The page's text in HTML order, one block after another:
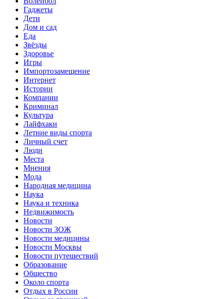
Гаджеты
Дети
Дом и сад
Еда
Звёзды
Здоровье
Игры
Импортозамещение
Интернет
Истории
Компании
Криминал
Культура
Лайфхаки
Летние виды спорта
Личный счет
Люди
Места
Мнения
Мода
Народная медицина
Наука
Наука и техника
Недвижимость
Новости
Новости ЗОЖ
Новости медицины
Новости Москвы
Новости путешествий
Образование
Общество
Около спорта
Отдых в России